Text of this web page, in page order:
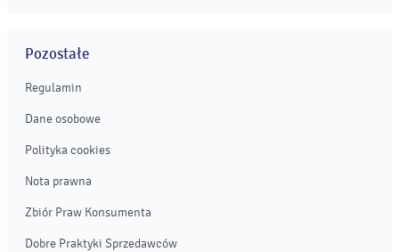
Pozostałe
Regulamin
Dane osobowe
Polityka cookies
Nota prawna
Zbiór Praw Konsumenta
Dobre Praktyki Sprzedawców